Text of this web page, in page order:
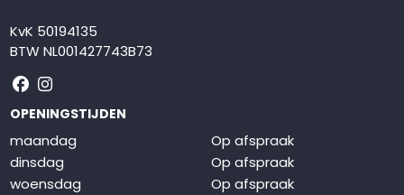
KvK 50194135
BTW NL001427743B73
Volg ons op Facebook
Volg ons op Instagram
OPENINGSTIJDEN
maandag
Op afspraak
dinsdag
Op afspraak
woensdag
Op afspraak